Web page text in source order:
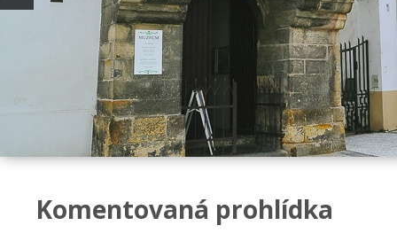
Komentovaná prohlídka